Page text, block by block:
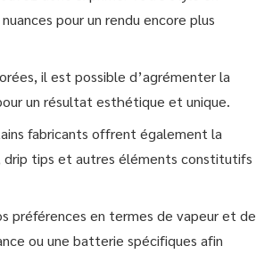
pour un rendu encore plus
il est possible d’agrémenter la
un résultat esthétique et unique.
fabricants offrent également la
drip tips et autres éléments constitutifs
préférences en termes de vapeur et de
ou une batterie spécifiques afin